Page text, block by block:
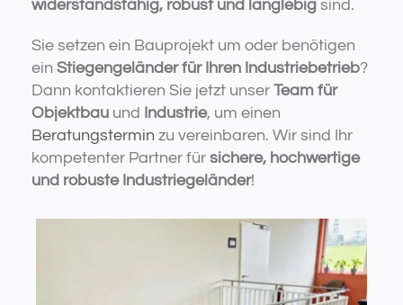
widerstandsfähig, robust und langlebig sind.
Sie setzen ein Bauprojekt um oder benötigen
ein Stiegengeländer für Ihren Industriebetrieb?
Dann kontaktieren Sie jetzt unser Team für
Objektbau und Industrie, um einen
Beratungstermin zu vereinbaren. Wir sind Ihr
kompetenter Partner für sichere, hochwertige
und robuste Industriegeländer!